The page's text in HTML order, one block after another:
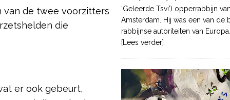
van de twee voorzitters
die
er ook gebeurt,
‘Geleerde Tsvi’) opperrabbijn
Amsterdam. Hij was een van de
rabbijnse autoriteiten van
[Lees verder]